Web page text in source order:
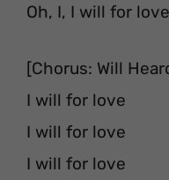
Oh, I, I will for
[Chorus: Will
I will for love
I will for love
I will for love